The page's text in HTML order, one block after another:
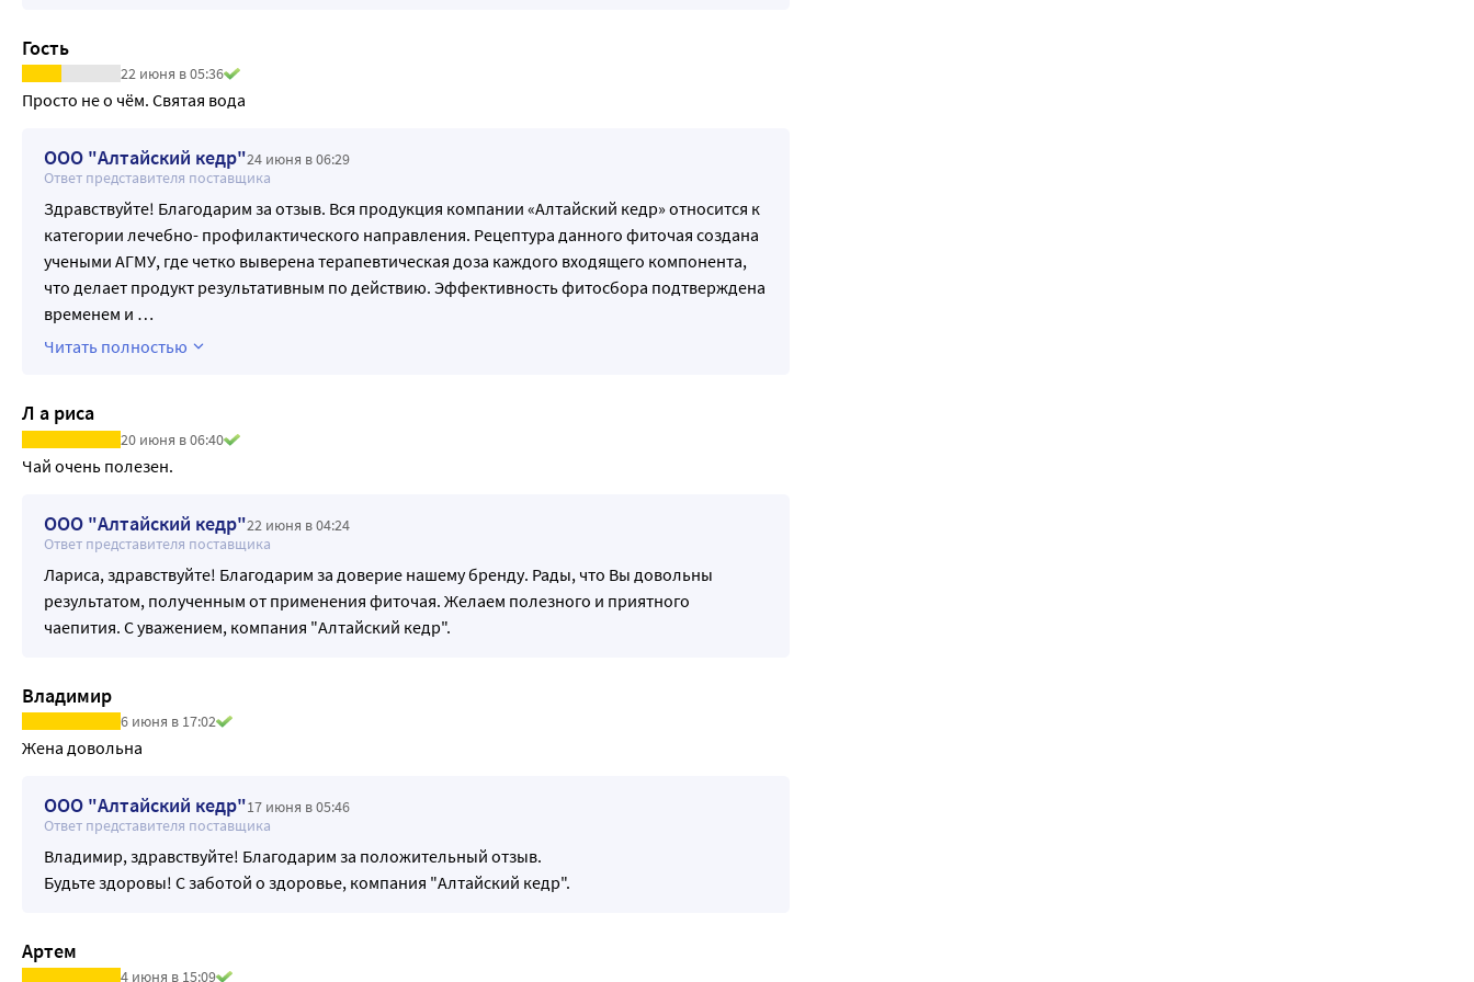
Гость
22 июня в 05:36
Просто не о чём. Святая вода
ООО "Алтайский кедр"24 июня в 06:29
Ответ представителя поставщика
Здравствуйте! Благодарим за отзыв. Вся продукция компании «Алтайский кедр» относится к
категории лечебно- профилактического направления. Рецептура данного фиточая создана
учеными АГМУ, где четко выверена терапевтическая доза каждого входящего компонента,
что делает продукт результативным по действию. Эффективность фитосбора подтверждена
временем и …
Читать полностью
Л а риса
20 июня в 06:40
Чай очень полезен.
ООО "Алтайский кедр"22 июня в 04:24
Ответ представителя поставщика
Лариса, здравствуйте! Благодарим за доверие нашему бренду. Рады, что Вы довольны
результатом, полученным от применения фиточая. Желаем полезного и приятного
чаепития. С уважением, компания "Алтайский кедр".
Владимир
6 июня в 17:02
Жена довольна
ООО "Алтайский кедр"17 июня в 05:46
Ответ представителя поставщика
Владимир, здравствуйте! Благодарим за положительный отзыв.
Будьте здоровы! С заботой о здоровье, компания "Алтайский кедр".
Артем
4 июня в 15:09